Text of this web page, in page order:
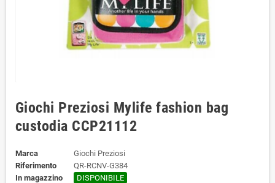
Giochi Preziosi Mylife fashion bag
custodia CCP21112
Marca
Giochi Preziosi
Riferimento
QR-RCNV-G384
In magazzino
DISPONIBILE